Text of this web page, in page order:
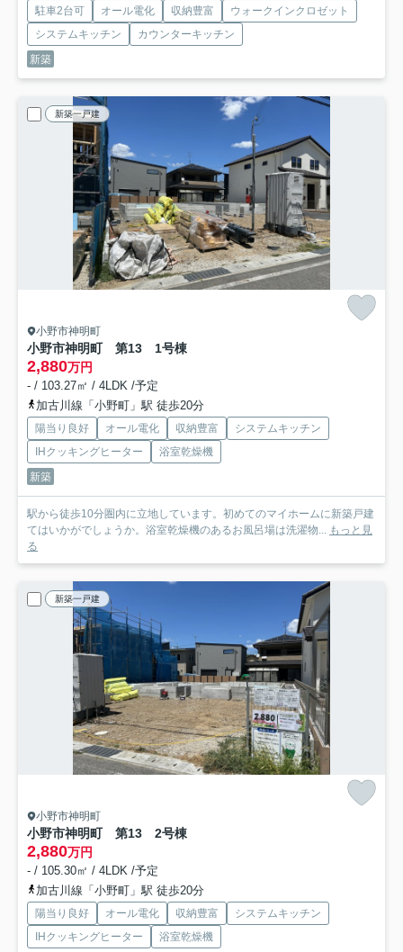
駐車2台可 オール電化 収納豊富
ウォークインクロゼット
システムキッチン
カウンターキッチン
新築
新築一戸建
小野市神明町
小野市神明町 第13 1号棟
2,880万円
- / 103.27㎡ / 4LDK /予定
加古川線「小野町」駅 徒歩20分
陽当り良好 オール電化 収納豊富
システムキッチン
IHクッキングヒーター
浴室乾燥機
新築
駅から徒歩10分圏内に立地しています。初めてのマイホームに新築戸建
てはいかがでしょうか。浴室乾燥機のあるお風呂場は洗濯物... もっと見
る
新築一戸建
小野市神明町
小野市神明町 第13 2号棟
2,880万円
- / 105.30㎡ / 4LDK /予定
加古川線「小野町」駅 徒歩20分
陽当り良好 オール電化 収納豊富
システムキッチン
IHクッキングヒーター
浴室乾燥機